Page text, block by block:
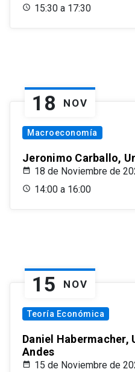
15:30 a 17:30
18 NOV
Macroeconomía
Jeronimo Carballo,
18 de Noviembre de
14:00 a 16:00
15 NOV
Teoría Económica
Daniel Habermacher,
Andes
15 de Noviembre de